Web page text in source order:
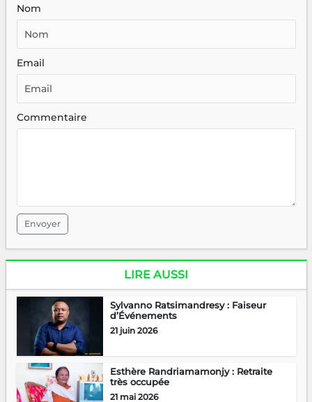
Nom
Email
Commentaire
Envoyer
LIRE AUSSI
Sylvanno Ratsimandresy : Faiseur
d’Événements
21 juin 2026
Esthère Randriamamonjy : Retraite
très occupée
21 mai 2026